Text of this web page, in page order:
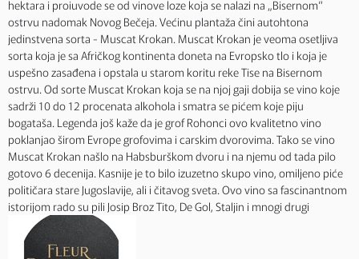
hektara i proiuvode se od vinove loze koja se nalazi na „Bisernom“
ostrvu nadomak Novog Bečeja. Većinu plantaža čini autohtona
jedinstvena sorta - Muscat Krokan. Muscat Krokan je veoma osetljiva
sorta koja je sa Afričkog kontinenta doneta na Evropsko tlo i koja je
uspešno zasađena i opstala u starom koritu reke Tise na Bisernom
ostrvu. Od sorte Muscat Krokan koja se na njoj gaji dobija se vino koje
sadrži 10 do 12 procenata alkohola i smatra se pićem koje piju
bogataša. Legenda još kaže da je grof Rohonci ovo kvalitetno vino
poklanjao širom Evrope grofovima i carskim dvorovima. Tako se vino
Muscat Krokan našlo na Habsburškom dvoru i na njemu od tada pilo
gotovo 6 decenija. Kasnije je to bilo izuzetno skupo vino, omiljeno piće
političara stare Jugoslavije, ali i čitavog sveta. Ovo vino sa fascinantnom
istorijom rado su pili Josip Broz Tito, De Gol, Staljin i mnogi drugi